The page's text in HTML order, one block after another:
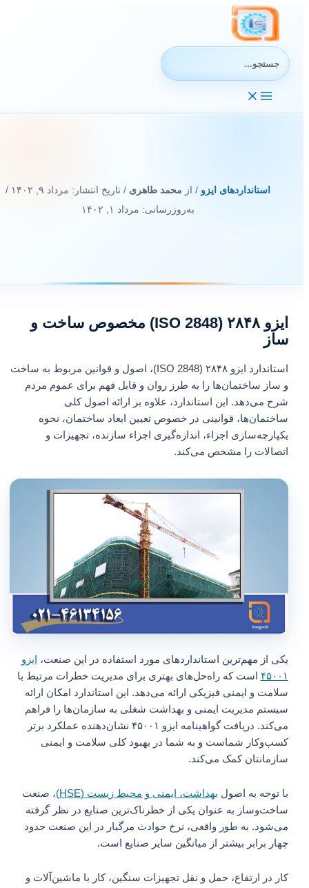
جستجوی:
استانداردهای ایزو / از محمد طاهری/ تاریخ انتشار: مرداد ۹, ۱۴۰۲
/
به‌روزرسانی: مرداد ۱, ۱۴۰۲
ایزو ۲۸۴۸ (ISO 2848) مخصوص ساخت‌ و
ساز
استاندارد ایزو ۲۸۴۸ (ISO 2848)، اصول و قوانین مربوط به ساخت
و ساز ساختمان‌ها را به طرز روان و قابل فهم برای عموم مردم
شرح می‌دهد. این استاندارد، علاوه بر ارائه اصول کلی
ساختمان‌ها، قوانینی در خصوص تعیین ابعاد ساختمان، نحوه
یکپارچه‌سازی اجزاء، اندازه‌گیری اجزاء سازنده، تجهیزات و
اتصالات را مشخص می‌کند.
یکی از مهم‌ترین استانداردهای مورد استفاده در این صنعت،ایزو
۴۵۰۰۱است که راه‌حل‌های بهتری برای مدیریت خطرات مرتبط با
سلامت و ایمنی فیزیکی ارائه می‌دهد. این استاندارد امکان ارائه
سیستم مدیریت ایمنی و بهداشت شغلی به سازمان‌ها را فراهم
می‌کند. دریافت گواهینامه ایزو ۴۵۰۰۱ نشان‌دهنده عملکرد برتر
کسب‌وکار شماست و به شما در بهبود کلی سلامت و ایمنی
سازمانتان کمک می‌کند.
با توجه به اصول بهداشت، ایمنی و محیط زیست (HSE)
، صنعت
ساخت‌وساز به عنوان یکی از خطرناک‌ترین صنایع در نظر گرفته
می‌شود. به طور واقعی، نرخ حوادث مرگبار در این صنعت حدود
چهار برابر بیشتر از میانگین سایر صنایع است.
کار در ارتفاع، حمل و نقل تجهیزات سنگین، کار با ماشین‌آلات و